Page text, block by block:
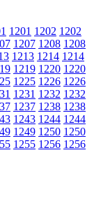
1201 1202 1202
1207 1208 1208
1213 1214 1214
1219 1220 1220
1225 1226 1226
1231 1232 1232
1237 1238 1238
1243 1244 1244
1249 1250 1250
1255 1256 1256